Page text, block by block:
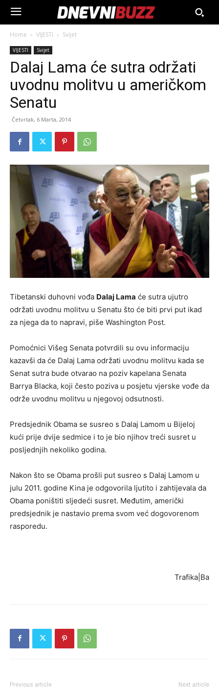
Home VIJESTI Svijet
VIJESTI Svijet
Dalaj Lama će sutra održati
uvodnu molitvu u američkom
Senatu
Četvrtak, 6 Marta, 2014
Tibetanski duhovni vođa Dalaj Lama će sutra ujutro
održati uvodnu molitvu u Senatu što će biti prvi put ikad
za njega da to napravi, piše Washington Post.
Pomoćnici Višeg Senata potvrdili su ovu informaciju
kazavši da će Dalaj Lama održati uvodnu molitvu kada se
Senat sutra bude otvarao na poziv kapelana Senata
Barrya Blacka, koji često poziva u posjetu vjerske vođe da
održe uvodnu molitvu u njegovoj odsutnosti.
Predsjednik Obama se susreo s Dalaj Lamom u Bijeloj
kući prije dvije sedmice i to je bio njihov treći susret u
posljednjih nekoliko godina.
Nakon što se Obama prošli put susreo s Dalaj Lamom u
julu 2011. godine Kina je odgovorila ljutito i zahtijevala da
Obama poništiti sljedeći susret. Međutim, američki
predsjednik je nastavio prema svom već dogovorenom
rasporedu.
Trafika|Ba
Previous article Next article